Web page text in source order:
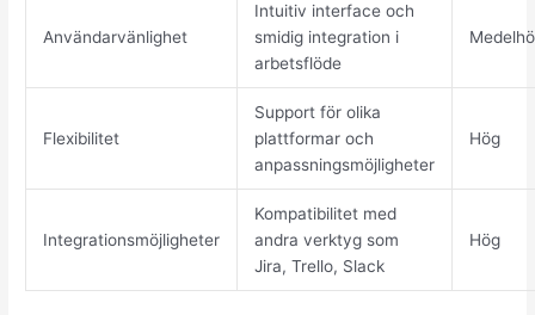
Användarvänlighet
Intuitiv interface och
smidig integration i
arbetsflöde
Flexibilitet
Support för olika
plattformar och
anpassningsmöjligheter
Hög
Integrationsmöjligheter
Kompatibilitet med
andra verktyg som
Jira, Trello, Slack
Hög